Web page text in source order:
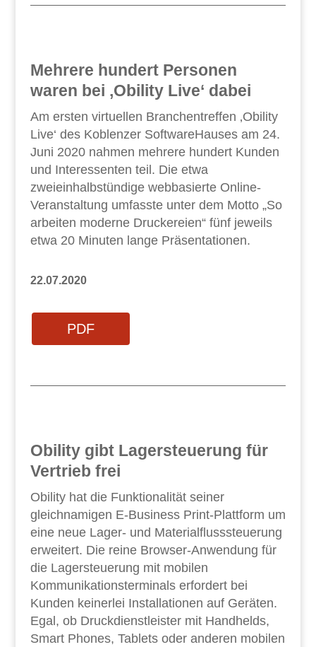
Mehrere hundert Personen
waren bei ‚Obility Live‘ dabei
Am ersten virtuellen Branchentreffen ‚Obility
Live‘ des Koblenzer SoftwareHauses am 24.
Juni 2020 nahmen mehrere hundert Kunden
und Interessenten teil. Die etwa
zweieinhalbstündige webbasierte Online-
Veranstaltung umfasste unter dem Motto „So
arbeiten moderne Druckereien“ fünf jeweils
etwa 20 Minuten lange Präsentationen.
22.07.2020
PDF
Obility gibt Lagersteuerung für
Vertrieb frei
Obility hat die Funktionalität seiner
gleichnamigen E-Business Print-Plattform um
eine neue Lager- und Materialflusssteuerung
erweitert. Die reine Browser-Anwendung für
die Lagersteuerung mit mobilen
Kommunikationsterminals erfordert bei
Kunden keinerlei Installationen auf Geräten.
Egal, ob Druckdienstleister mit Handhelds,
Smart Phones, Tablets oder anderen mobilen